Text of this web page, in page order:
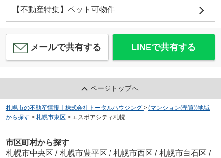
【不動産特集】ペット可物件
メールで共有する LINEで共有する
ページトップへ
札幌市の不動産情報｜株式会社トータルハウジング > (マンション(売買))地域
から探す > 札幌市東区 > エスポアシティ札幌
市区町村から探す
札幌市中央区 / 札幌市豊平区 / 札幌市西区 / 札幌市白石区 /